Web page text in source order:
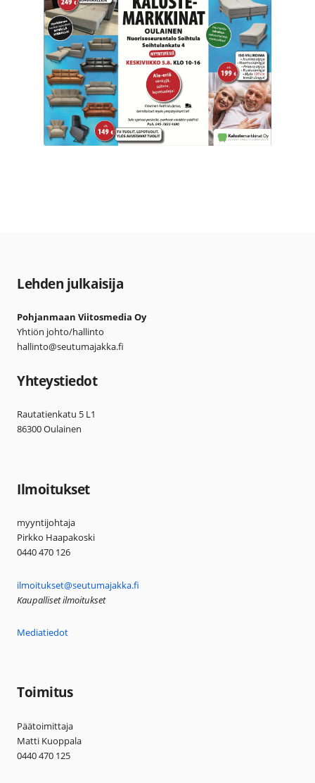
Lehden julkaisija
Pohjanmaan Viitosmedia Oy
Yhtiön johto/hallinto
hallinto@seutumajakka.fi
Yhteystiedot
Rautatienkatu 5 L1
86300 Oulainen
Ilmoitukset
myyntijohtaja
Pirkko Haapakoski
0440 470 126
ilmoitukset@seutumajakka.fi
Kaupalliset ilmoitukset
Mediatiedot
Toimitus
Päätoimittaja
Matti Kuoppala
0440 470 125